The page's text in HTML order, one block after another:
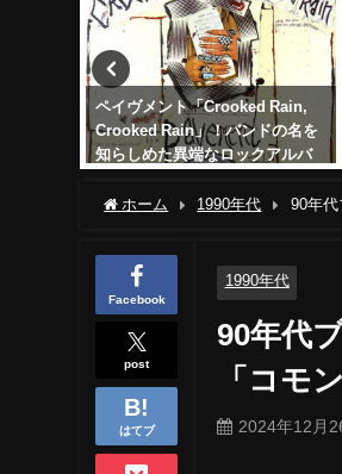
ブリンク182「ワン・モア・タイ
ム」！ポップパンクもパーティ
ーロックも感動バラードも
ホーム 1990年代 90年代
Facebook
post
はてブ
1990年代
90年代
「コモ
2024年12月